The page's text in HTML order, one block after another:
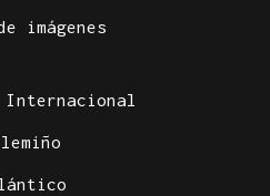
imágenes
Internacional